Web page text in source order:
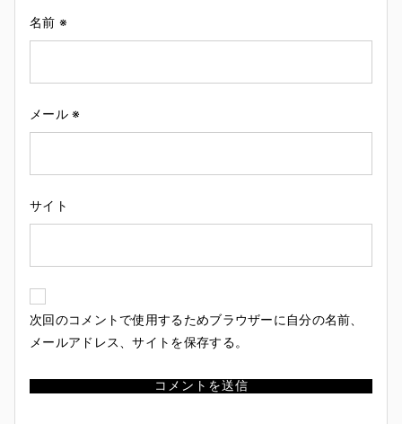
名前 ※
メール※
サイト
次回のコメントで使用するためブラウザーに自分の名前、
メールアドレス、サイトを保存する。